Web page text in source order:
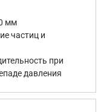
мм
частиц и
при
давления